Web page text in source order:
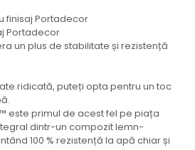
finisaj Portadecor
Portadecor
un plus de stabilitate și rezistență
ridicată, puteți opta pentru un toc
este primul de acest fel pe piața
dintr-un compozit lemn-
100 % rezistență la apă chiar și